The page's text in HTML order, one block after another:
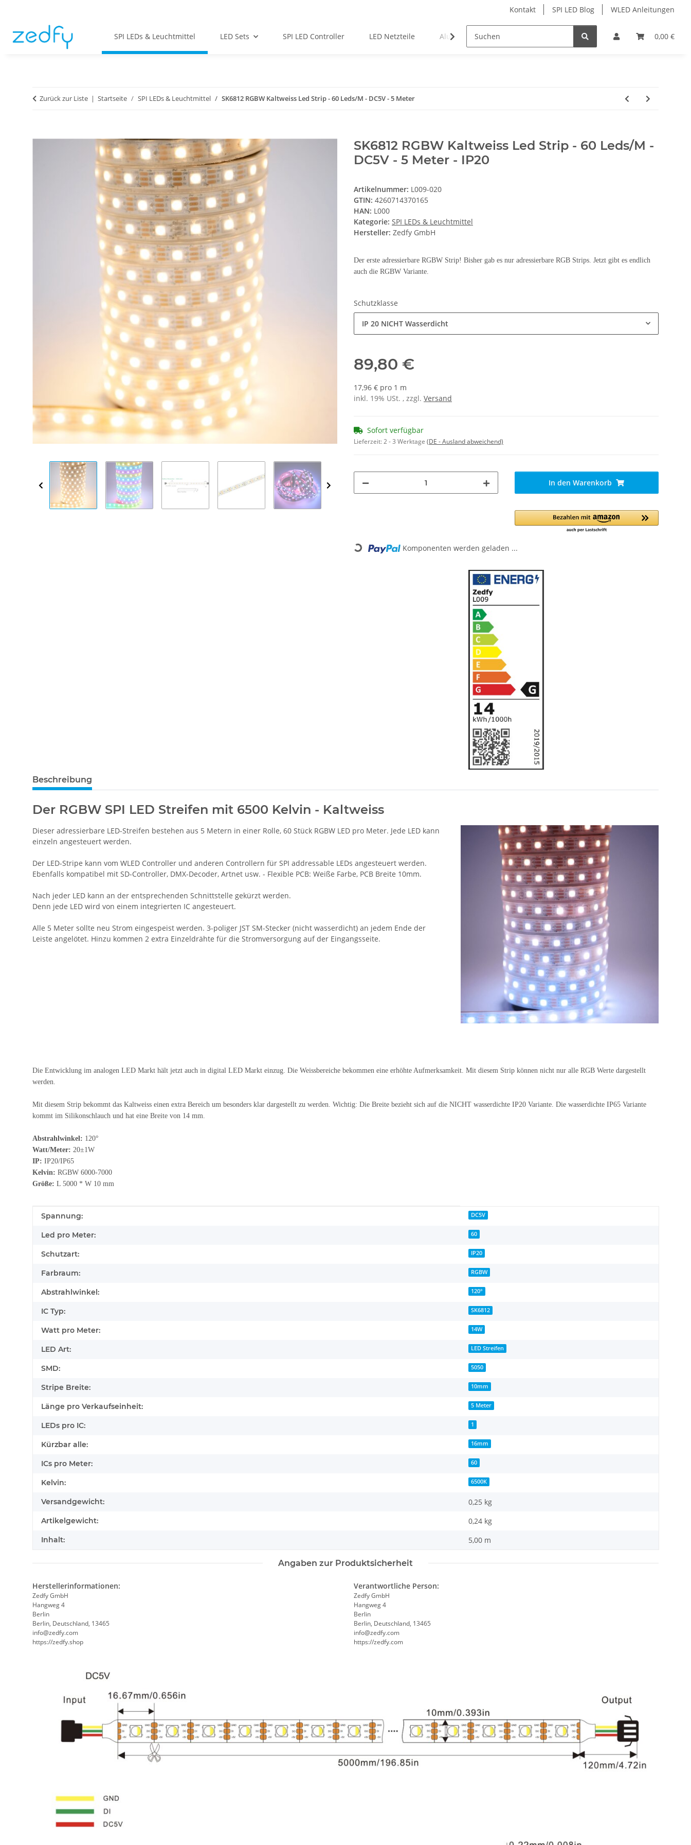
Kontakt SPI LED Blog WLED Anleitungen
0,00 €
SPI LEDs & Leuchtmittel LED Sets SPI LED Controller LED Netzteile Alu-Profile Zubehör
Zurück zur Liste Startseite SPI LEDs & Leuchtmittel SK6812 RGBW Kaltweiss Led Strip - 60 Leds/M - DC5V - 5 Meter
SK6812 RGBW Kaltweiss Led Strip - 60 Leds/M -
DC5V - 5 Meter - IP20
Artikelnummer: L009-020
GTIN: 4260714370165
HAN: L000
Kategorie: SPI LEDs & Leuchtmittel
Hersteller: Zedfy GmbH
Der erste adressierbare RGBW Strip! Bisher gab es nur adressierbare RGB Strips. Jetzt gibt es endlich
auch die RGBW Variante.
Schutzklasse
IP 20 NICHT Wasserdicht
89,80 €
17,96 € pro 1 m
inkl. 19% USt. , zzgl. Versand
Sofort verfügbar
Lieferzeit:2 - 3 Werktage (DE - Ausland abweichend)
In den Warenkorb
Loading... Komponenten werden geladen ...
Beschreibung
Der RGBW SPI LED Streifen mit 6500 Kelvin - Kaltweiss
Dieser adressierbare LED-Streifen bestehen aus 5 Metern in einer Rolle, 60 Stück RGBW LED pro Meter. Jede LED kann
einzeln angesteuert werden.
Der LED-Stripe kann vom WLED Controller und anderen Controllern für SPI addressable LEDs angesteuert werden.
Ebenfalls kompatibel mit SD-Controller, DMX-Decoder, Artnet usw. - Flexible PCB: Weiße Farbe, PCB Breite 10mm.
Nach jeder LED kann an der entsprechenden Schnittstelle gekürzt werden.
Denn jede LED wird von einem integrierten IC angesteuert.
Alle 5 Meter sollte neu Strom eingespeist werden. 3-poliger JST SM-Stecker (nicht wasserdicht) an jedem Ende der
Leiste angelötet. Hinzu kommen 2 extra Einzeldrähte für die Stromversorgung auf der Eingangsseite.
Die Entwicklung im analogen LED Markt hält jetzt auch in digital LED Markt einzug. Die Weissbereiche bekommen eine erhöhte Aufmerksamkeit. Mit diesem Strip können nicht nur alle RGB Werte dargestellt
werden.
Mit diesem Strip bekommt das Kaltweiss einen extra Bereich um besonders klar dargestellt zu werden. Wichtig: Die Breite bezieht sich auf die NICHT wasserdichte IP20 Variante. Die wasserdichte IP65 Variante
kommt im Silikonschlauch und hat eine Breite von 14 mm.
Abstrahlwinkel: 120°
Watt/Meter: 20±1W
IP: IP20/IP65
Kelvin: RGBW 6000-7000
Größe: L 5000 * W 10 mm
Produkteigenschaft
Wert
Spannung: DC5V
Led pro Meter: 60
Schutzart: IP20
Farbraum: RGBW
Abstrahlwinkel: 120°
IC Typ: SK6812
Watt pro Meter: 14W
LED Art: LED Streifen
SMD: 5050
Stripe Breite: 10mm
Länge pro Verkaufseinheit: 5 Meter
LEDs pro IC: 1
Kürzbar alle: 16mm
ICs pro Meter: 60
Kelvin: 6500K
Versandgewicht: 0,25 kg
Artikelgewicht: 0,24 kg
Inhalt: 5,00 m
Angaben zur Produktsicherheit
Herstellerinformationen:
Zedfy GmbH
Hangweg 4
Berlin
Berlin, Deutschland, 13465
info@zedfy.com
https://zedfy.shop
Verantwortliche Person:
Zedfy GmbH
Hangweg 4
Berlin
Berlin, Deutschland, 13465
info@zedfy.com
https://zedfy.com